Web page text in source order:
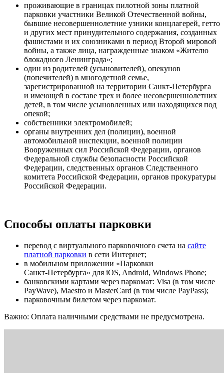
проживающие в границах пилотной зоны платной
парковки участники Великой Отечественной войны,
бывшие несовершеннолетние узники концлагерей, гетто
и других мест принудительного содержания, созданных
фашистами и их союзниками в период Второй мировой
войны, а также лица, награжденные знаком «Жителю
блокадного Ленинграда»;
один из родителей (усыновителей), опекунов
(попечителей) в многодетной семье,
зарегистрированной на территории Санкт‑Петербурга
и имеющей в составе трех и более несовершеннолетних
детей, в том числе усыновленных или находящихся под
опекой;
собственники электромобилей;
органы внутренних дел (полиции), военной
автомобильной инспекции, военной полиции
Вооруженных сил Российской Федерации, органов
Федеральной службы безопасности Российской
Федерации, следственных органов Следственного
комитета Российской Федерации, органов прокуратуры
Российской Федерации.
Способы оплаты парковки
перевод с виртуального парковочного счета на сайте
платной парковки в сети Интернет;
в мобильном приложении «Парковки
Санкт‑Петербурга» для iOS, Android, Windows Phone;
банковскими картами через паркомат: Visa (в том числе
PayWave), Maestro и MasterCard (в том числе PayPass);
парковочным билетом через паркомат.
Важно: Оплата наличными средствами не предусмотрена.